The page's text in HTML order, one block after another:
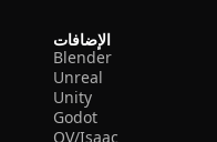
الإضافات
Blender
Unreal
Unity
Godot
OV/Isaac